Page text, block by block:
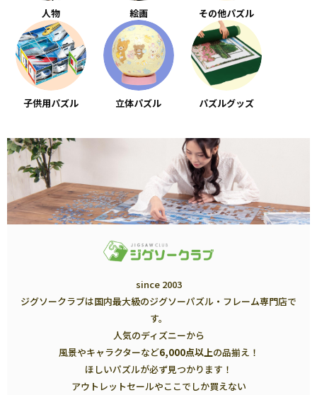
人物 絵画 その他パズル
子供用パズル 立体パズル パズルグッズ
since 2003
ジグソークラブは国内最大級のジグソーパズル・フレーム専門店で
す。
人気のディズニーから
風景やキャラクターなど6,000点以上の品揃え！
ほしいパズルが必ず見つかります！
アウトレットセールやここでしか買えない